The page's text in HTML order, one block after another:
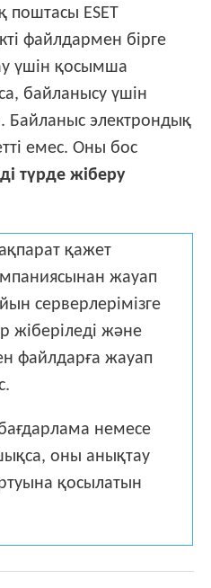
поштасы ESET
файлдармен бірге
үшін қосымша
байланысу үшін
Байланыс электрондық
емес. Оны бос
түрде жіберу
қажет
жауап
серверлерімізге
жіберіледі және
файлдарға жауап
немесе
оны анықтау
қосылатын